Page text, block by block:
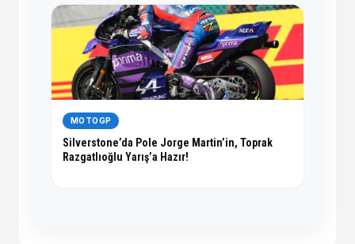
MOTOGP
Silverstone’da Pole Jorge Martin’in, Toprak
Razgatlıoğlu Yarış’a Hazır!